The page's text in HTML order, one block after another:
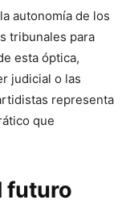
autonomía de los
tribunales para
esta óptica,
judicial o las
representa
que
futuro